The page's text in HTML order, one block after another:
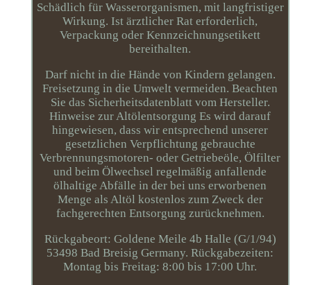
Schädlich für Wasserorganismen, mit langfristiger
Wirkung. Ist ärztlicher Rat erforderlich,
Verpackung oder Kennzeichnungsetikett
bereithalten.
Darf nicht in die Hände von Kindern gelangen.
Freisetzung in die Umwelt vermeiden. Beachten
Sie das Sicherheitsdatenblatt vom Hersteller.
Hinweise zur Altölentsorgung Es wird darauf
hingewiesen, dass wir entsprechend unserer
gesetzlichen Verpflichtung gebrauchte
Verbrennungsmotoren- oder Getriebeöle, Ölfilter
und beim Ölwechsel regelmäßig anfallende
ölhaltige Abfälle in der bei uns erworbenen
Menge als Altöl kostenlos zum Zweck der
fachgerechten Entsorgung zurücknehmen.
Rückgabeort: Goldene Meile 4b Halle (G/1/94)
53498 Bad Breisig Germany. Rückgabezeiten:
Montag bis Freitag: 8:00 bis 17:00 Uhr.